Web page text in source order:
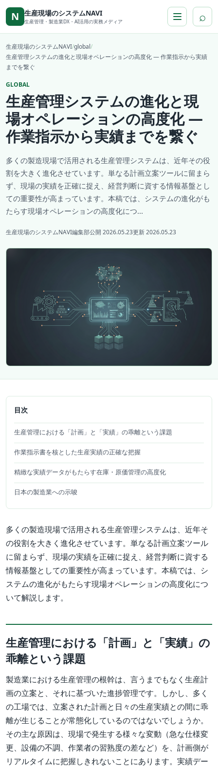
本文へ移動
N 生産現場のシステムNAVI
生産管理・製造業DX・AI活用の実務メディア ⌕
生産現場のシステムNAVI/global/
生産管理システムの進化と現場オペレーションの高度化 ― 作業指示から実績
までを繋ぐ
GLOBAL
生産管理システムの進化と現
場オペレーションの高度化 ―
作業指示から実績までを繋ぐ
多くの製造現場で活用される生産管理システムは、近年その役
割を大きく進化させています。単なる計画立案ツールに留まら
ず、現場の実績を正確に捉え、経営判断に資する情報基盤とし
ての重要性が高まっています。本稿では、システムの進化がも
たらす現場オペレーションの高度化につ...
生産現場のシステムNAVI編集部公開 2026.05.23更新 2026.05.23
目次
生産管理における「計画」と「実績」の乖離という課題
作業指示書を核とした生産実績の正確な把握
精緻な実績データがもたらす在庫・原価管理の高度化
日本の製造業への示唆
多くの製造現場で活用される生産管理システムは、近年そ
の役割を大きく進化させています。単なる計画立案ツール
に留まらず、現場の実績を正確に捉え、経営判断に資する
情報基盤としての重要性が高まっています。本稿では、シ
ステムの進化がもたらす現場オペレーションの高度化につ
いて解説します。
生産管理における「計画」と「実績」の
乖離という課題
製造業における生産管理の根幹は、言うまでもなく生産計
画の立案と、それに基づいた進捗管理です。しかし、多く
の工場では、立案された計画と日々の生産実績との間に乖
離が生じることが常態化しているのではないでしょうか。
その主な原因は、現場で発生する様々な変動（急な仕様変
更、設備の不調、作業者の習熟度の差など）を、計画側が
リアルタイムに把握しきれないことにあります。実績デー